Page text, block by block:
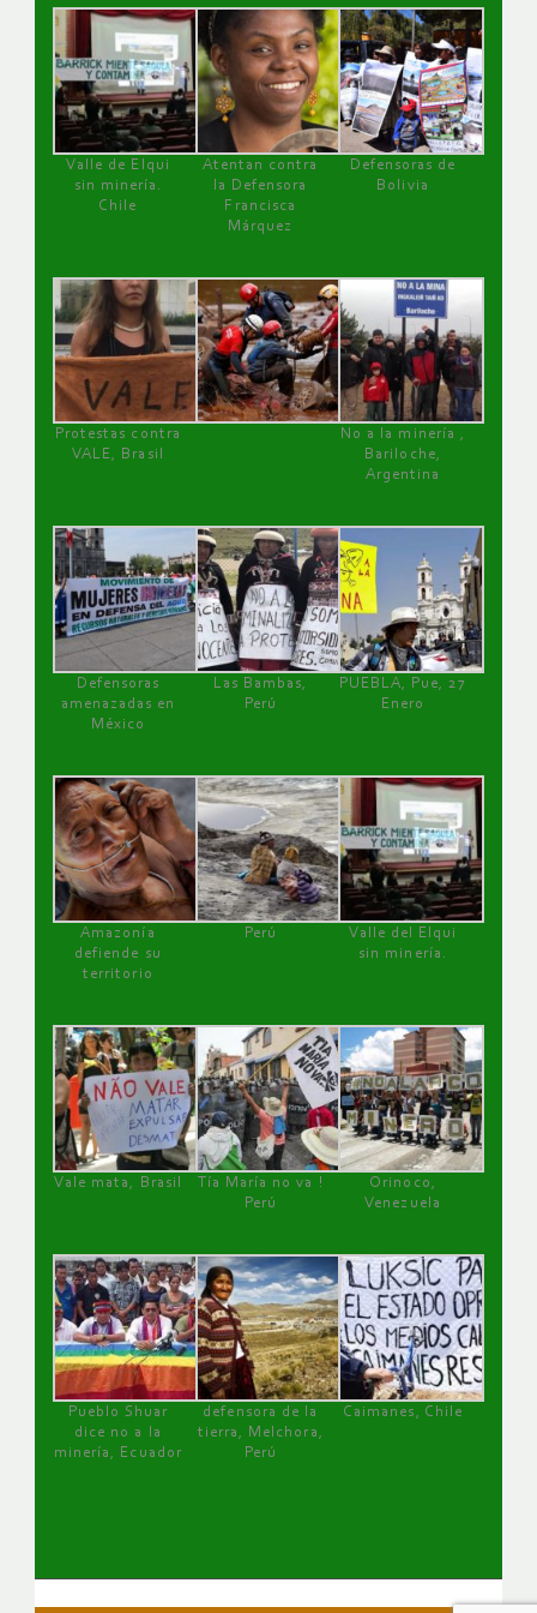
Valle de Elqui
sin minería.
Chile
Atentan contra
la Defensora
Francisca
Márquez
Defensoras de
Bolivia
Protestas contra
VALE, Brasil
No a la minería ,
Bariloche,
Argentina
Defensoras
amenazadas en
México
Las Bambas,
Perú
PUEBLA, Pue, 27
Enero
Amazonía
defiende su
territorio
Perú
Valle del Elqui
sin minería.
Vale mata, Brasil
Tía María no va !
Perú
Orinoco,
Venezuela
Pueblo Shuar
dice no a la
minería, Ecuador
defensora de la
tierra, Melchora,
Perú
Caimanes, Chile